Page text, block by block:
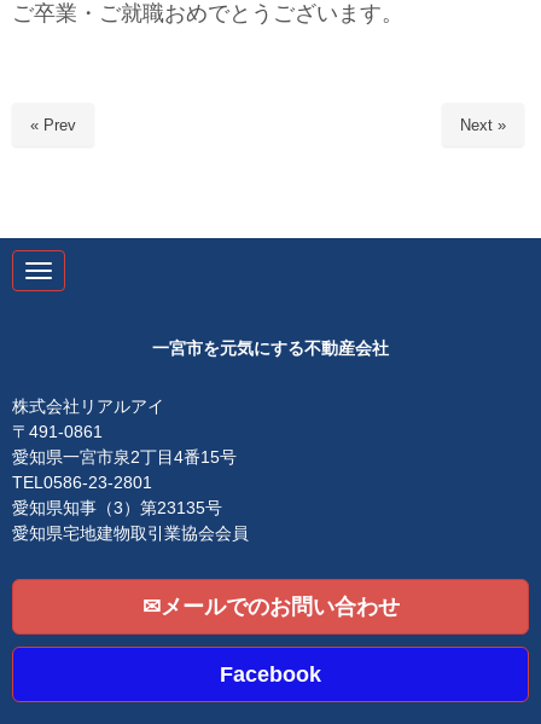
ご卒業・ご就職おめでとうございます。
« Prev Next »
N
a
i
o
一宮市を元気にする不動産会社
株式会社リアルアイ
〒491-0861
愛知県一宮市泉2丁目4番15号
TEL0586-23-2801
愛知県知事（3）第23135号
愛知県宅地建物取引業協会会員
✉メールでのお問い合わせ
Facebook